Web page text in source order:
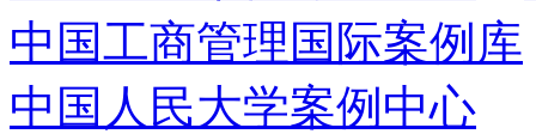
中国工商管理国际案例库
中国人民大学案例中心